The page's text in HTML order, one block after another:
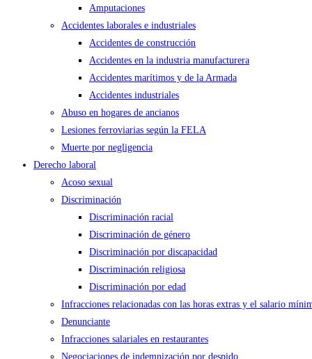
Amputaciones
Accidentes laborales e industriales
Accidentes de construcción
Accidentes en la industria manufacturera
Accidentes marítimos y de la Armada
Accidentes industriales
Abuso en hogares de ancianos
Lesiones ferroviarias según la FELA
Muerte por negligencia
Derecho laboral
Acoso sexual
Discriminación
Discriminación racial
Discriminación de género
Discriminación por discapacidad
Discriminación religiosa
Discriminación por edad
Infracciones relacionadas con las horas extras y el salario
Denunciante
Infracciones salariales en restaurantes
Negociaciones de indemnización por despido